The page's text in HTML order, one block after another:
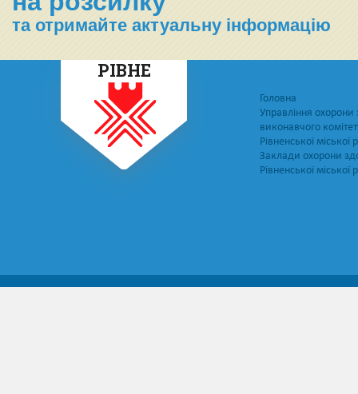
та отримайте актуальну інформацію
РІВНЕ
Головна
Управління охорони
виконавчого
Рівненської міської
Заклади охорони
Рівненської міської